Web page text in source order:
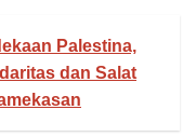
Palestina,
dan Salat